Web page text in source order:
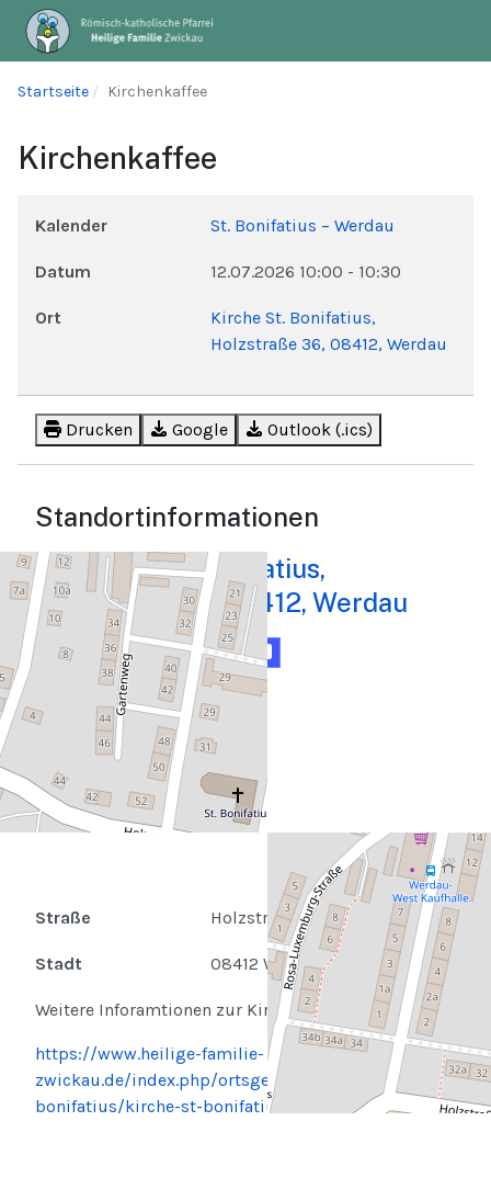
Startseite Kirchenkaffee
Kirchenkaffee
Kalender St. Bonifatius – Werdau
Datum 12.07.2026 10:00 - 10:30
Ort
Kirche St. Bonifatius,
Holzstraße 36, 08412, Werdau
Drucken Google Outlook (.ics)
Standortinformationen
Kirche St. Bonifatius,
Holzstraße 36, 08412, Werdau
Karte Routenplaner
Straße Holzstraße 36
Stadt 08412 Werdau
Weitere Inforamtionen zur Kirche finden Sie hier:
https://www.heilige-familie-
zwickau.de/index.php/ortsgemeinden/werdau-st-
bonifatius/kirche-st-bonifatius.html